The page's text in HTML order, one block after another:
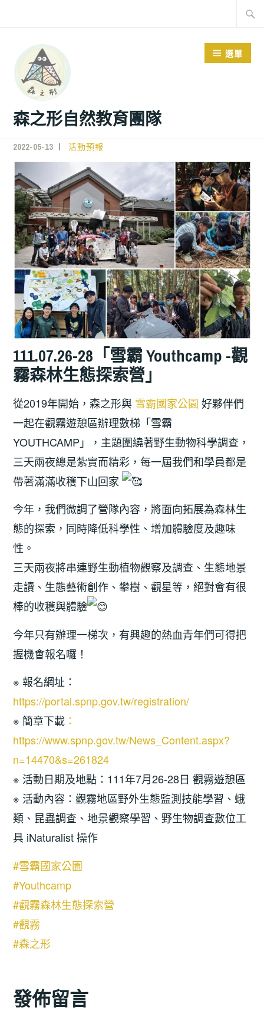
森之形自然教育團隊
選單
2022-05-13 MCLI
活動預報
111.07.26-28「雪霸 Youthcamp -觀
霧森林生態探索營」
從2019年開始，森之形與 雪霸國家公園 好夥伴們
一起在觀霧遊憩區辦理數梯「雪霸
YOUTHCAMP」，主題圍繞著野生動物科學調查，
三天兩夜總是紮實而精彩，每一屆我們和學員都是
帶著滿滿收穫下山回家
今年，我們微調了營隊內容，將面向拓展為森林生
態的探索，同時降低科學性、增加體驗度及趣味
性。
三天兩夜將串連野生動植物觀察及調查、生態地景
走讀、生態藝術創作、攀樹、觀星等，絕對會有很
棒的收穫與體驗
今年只有辦理一梯次，有興趣的熱血青年們可得把
握機會報名囉！
※ 報名網址：
https://portal.spnp.gov.tw/registration/
※ 簡章下載 ：
https://www.spnp.gov.tw/News_Content.aspx?
n=14470&s=261824
※ 活動日期及地點：111年7月26-28日 觀霧遊憩區
※ 活動內容：觀霧地區野外生態監測技能學習、蛾
類、昆蟲調查、地景觀察學習、野生物調查數位工
具 iNaturalist 操作
#雪霸國家公園
#Youthcamp
#觀霧森林生態探索營
#觀霧
#森之形
發佈留言